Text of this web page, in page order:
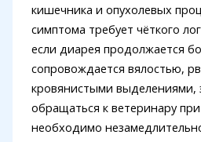
кишечника и опухолевых
симптома требует чёткого
если диарея продолжается
сопровождается вялостью,
кровянистыми выделениями,
обращаться к ветеринару
необходимо